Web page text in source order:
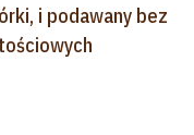
i podawany bez